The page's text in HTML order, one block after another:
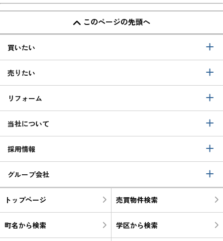
このページの先頭へ
買いたい
売りたい
リフォーム
当社について
採用情報
グループ会社
トップページ 売買物件検索
町名から検索 学区から検索